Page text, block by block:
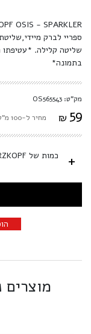
OSIS - SPARKLER
ספריי לברק
שליטה קלילה. *עטיפתו
בתמונה*
מק"ט: OS565543
₪ 59 מחיר ל-100 מ"ל: ₪19.67
+
מוצרים